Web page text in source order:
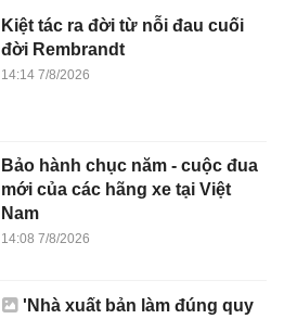
Kiệt tác ra đời từ nỗi đau cuối
đời Rembrandt
14:14 7/8/2026
Bảo hành chục năm - cuộc đua
mới của các hãng xe tại Việt
Nam
14:08 7/8/2026
'Nhà xuất bản làm đúng quy